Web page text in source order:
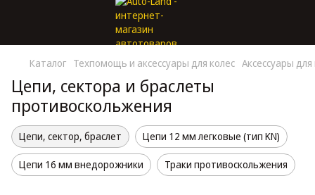
Каталог Техпомощь и аксессуары для колес Аксессуары для
Цепи, сектора и браслеты
противоскольжения
Цепи, сектор, браслет Цепи 12 мм легковые (тип KN)
Цепи 16 мм внедорожники Траки противоскольжения